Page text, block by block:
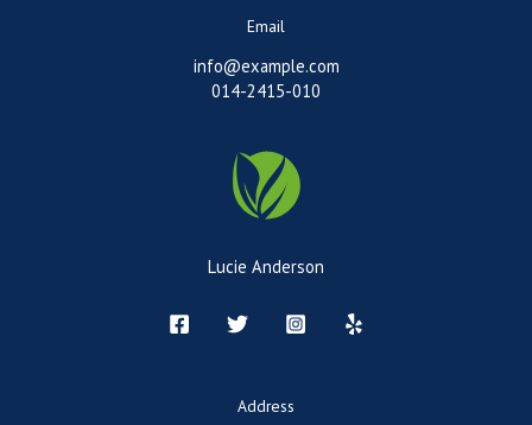
Email
info@example.com
014-2415-010
Lucie Anderson
Address